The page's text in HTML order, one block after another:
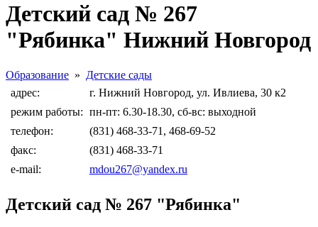
Детский сад № 267
"Рябинка" Нижний Новгород
Образование » Детские сады
адрес:
г. Нижний Новгород, ул. Ивлиева, 30 к2
режим работы: пн-пт: 6.30-18.30, сб-вс: выходной
телефон:
(831) 468-33-71, 468-69-52
факс:
(831) 468-33-71
e-mail:
mdou267@yandex.ru
Детский сад № 267 "Рябинка"